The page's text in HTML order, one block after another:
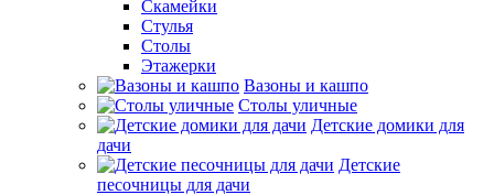
Скамейки
Стулья
Столы
Этажерки
Вазоны и кашпо
Столы уличные
Детские домики для
дачи
Детские
песочницы для дачи